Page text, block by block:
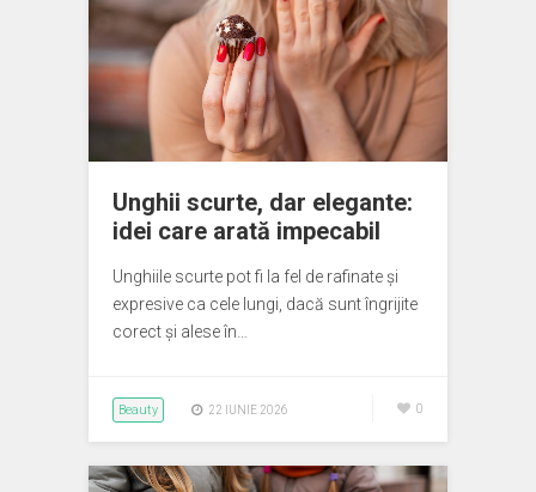
Unghii scurte, dar elegante:
idei care arată impecabil
Unghiile scurte pot fi la fel de rafinate și
expresive ca cele lungi, dacă sunt îngrijite
corect și alese în…
Beauty 22 IUNIE 2026 0